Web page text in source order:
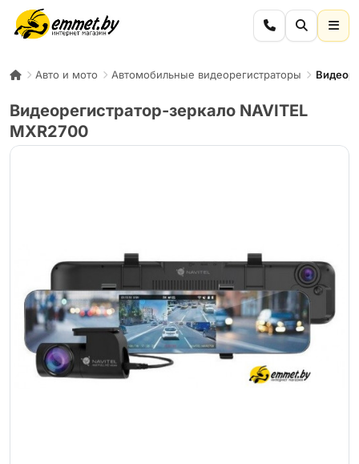
Авто и мото Автомобильные видеорегистраторы
Видеорегистратор-зеркало NAVITEL
MXR2700